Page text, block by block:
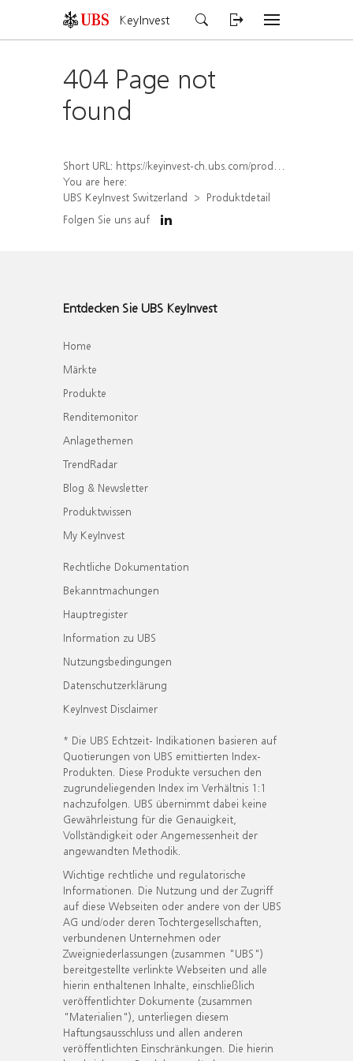
KeyInvest
404 Page not
found
Short URL: https://keyinvest-ch.ubs.com/produkt/detail/index/isin/CH1567431072
You are here:
UBS KeyInvest Switzerland
Produktdetail
Folgen Sie uns auf
Entdecken Sie UBS KeyInvest
Home
Märkte
Produkte
Renditemonitor
Anlagethemen
TrendRadar
Blog & Newsletter
Produktwissen
My KeyInvest
Rechtliche Dokumentation
Bekanntmachungen
Hauptregister
Information zu UBS
Nutzungsbedingungen
Datenschutzerklärung
KeyInvest Disclaimer
* Die UBS Echtzeit- Indikationen basieren auf
Quotierungen von UBS emittierten Index-
Produkten. Diese Produkte versuchen den
zugrundeliegenden Index im Verhältnis 1:1
nachzufolgen. UBS übernimmt dabei keine
Gewährleistung für die Genauigkeit,
Vollständigkeit oder Angemessenheit der
angewandten Methodik.
Wichtige rechtliche und regulatorische
Informationen. Die Nutzung und der Zugriff
auf diese Webseiten oder andere von der UBS
AG und/oder deren Tochtergesellschaften,
verbundenen Unternehmen oder
Zweigniederlassungen (zusammen "UBS")
bereitgestellte verlinkte Webseiten und alle
hierin enthaltenen Inhalte, einschließlich
veröffentlichter Dokumente (zusammen
"Materialien"), unterliegen diesem
Haftungsausschluss und allen anderen
veröffentlichten Einschränkungen. Die hierin